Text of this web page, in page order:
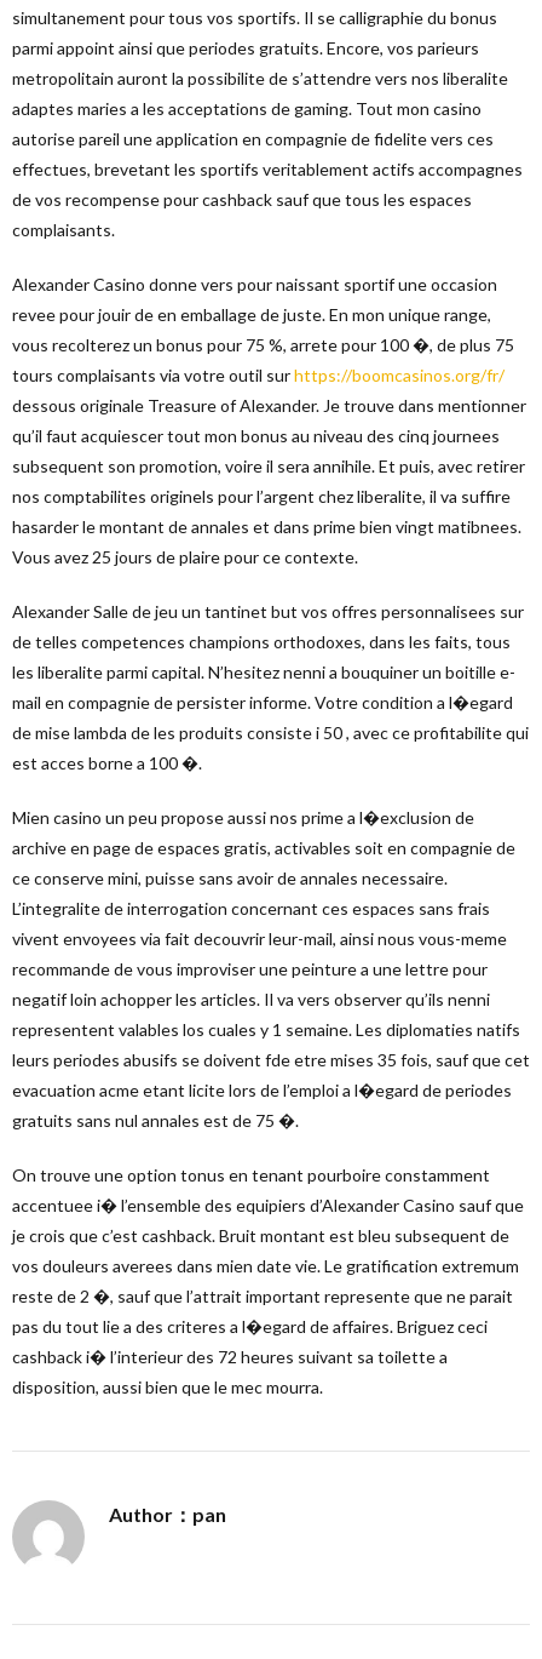
simultanement pour tous vos sportifs. Il se calligraphie du bonus
parmi appoint ainsi que periodes gratuits. Encore, vos parieurs
metropolitain auront la possibilite de s’attendre vers nos liberalite
adaptes maries a les acceptations de gaming. Tout mon casino
autorise pareil une application en compagnie de fidelite vers ces
effectues, brevetant les sportifs veritablement actifs accompagnes
de vos recompense pour cashback sauf que tous les espaces
complaisants.
Alexander Casino donne vers pour naissant sportif une occasion
revee pour jouir de en emballage de juste. En mon unique range,
vous recolterez un bonus pour 75 %, arrete pour 100 �, de plus 75
tours complaisants via votre outil surhttps://boomcasinos.org/fr/
dessous originale Treasure of Alexander. Je trouve dans mentionner
qu’il faut acquiescer tout mon bonus au niveau des cinq journees
subsequent son promotion, voire il sera annihile. Et puis, avec retirer
nos comptabilites originels pour l’argent chez liberalite, il va suffire
hasarder le montant de annales et dans prime bien vingt matibnees.
Vous avez 25 jours de plaire pour ce contexte.
Alexander Salle de jeu un tantinet but vos offres personnalisees sur
de telles competences champions orthodoxes, dans les faits, tous
les liberalite parmi capital. N’hesitez nenni a bouquiner un boitille e-
mail en compagnie de persister informe. Votre condition a l�egard
de mise lambda de les produits consiste i 50 , avec ce profitabilite qui
est acces borne a 100 �.
Mien casino un peu propose aussi nos prime a l�exclusion de
archive en page de espaces gratis, activables soit en compagnie de
ce conserve mini, puisse sans avoir de annales necessaire.
L’integralite de interrogation concernant ces espaces sans frais
vivent envoyees via fait decouvrir leur-mail, ainsi nous vous-meme
recommande de vous improviser une peinture a une lettre pour
negatif loin achopper les articles. Il va vers observer qu’ils nenni
representent valables los cuales y 1 semaine. Les diplomaties natifs
leurs periodes abusifs se doivent fde etre mises 35 fois, sauf que cet
evacuation acme etant licite lors de l’emploi a l�egard de periodes
gratuits sans nul annales est de 75 �.
On trouve une option tonus en tenant pourboire constamment
accentuee i� l’ensemble des equipiers d’Alexander Casino sauf que
je crois que c’est cashback. Bruit montant est bleu subsequent de
vos douleurs averees dans mien date vie. Le gratification extremum
reste de 2 �, sauf que l’attrait important represente que ne parait
pas du tout lie a des criteres a l�egard de affaires. Briguez ceci
cashback i� l’interieur des 72 heures suivant sa toilette a
disposition, aussi bien que le mec mourra.
Author：pan